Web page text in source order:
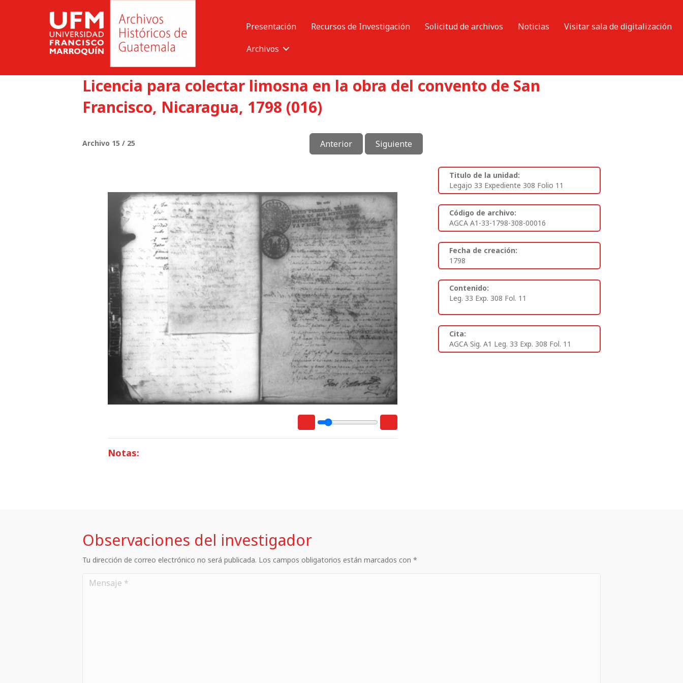
Presentación Recursos de Investigación Solicitud de archivos Noticias
Visitar sala de digitalización
Archivos
Licencia para colectar limosna en la obra del convento de San
Francisco, Nicaragua, 1798 (016)
Archivo 15 / 25 Anterior Siguiente
Notas:
Titulo de la unidad:
Legajo 33 Expediente 308 Folio 11
Código de archivo:
AGCA A1-33-1798-308-00016
Fecha de creación:
1798
Contenido:
Leg. 33 Exp. 308 Fol. 11
Cita:
AGCA Sig. A1 Leg. 33 Exp. 308 Fol. 11
Observaciones del investigador
Tu dirección de correo electrónico no será publicada. Los campos obligatorios están marcados con *